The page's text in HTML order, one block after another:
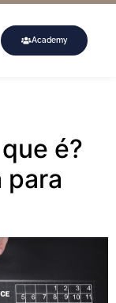
Academy
é?
para